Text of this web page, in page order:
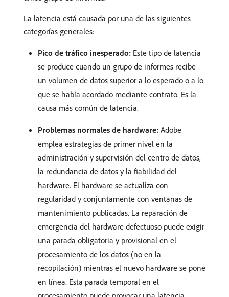
La latencia está causada por una de las siguientes
categorías generales:
Pico de tráfico inesperado: Este tipo de latencia
se produce cuando un grupo de informes recibe
un volumen de datos superior a lo esperado o a lo
que se había acordado mediante contrato. Es la
causa más común de latencia.
Problemas normales de hardware: Adobe
emplea estrategias de primer nivel en la
administración y supervisión del centro de datos,
la redundancia de datos y la fiabilidad del
hardware. El hardware se actualiza con
regularidad y conjuntamente con ventanas de
mantenimiento publicadas. La reparación de
emergencia del hardware defectuoso puede exigir
una parada obligatoria y provisional en el
procesamiento de los datos (no en la
recopilación) mientras el nuevo hardware se pone
en línea. Esta parada temporal en el